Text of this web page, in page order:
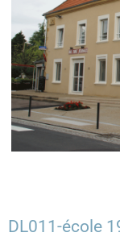
DL011-école